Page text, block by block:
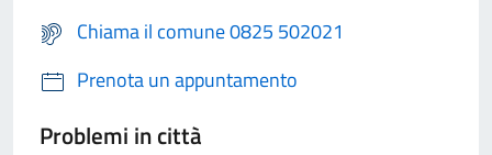
Chiama il comune 0825 502021
Prenota un appuntamento
Problemi in città